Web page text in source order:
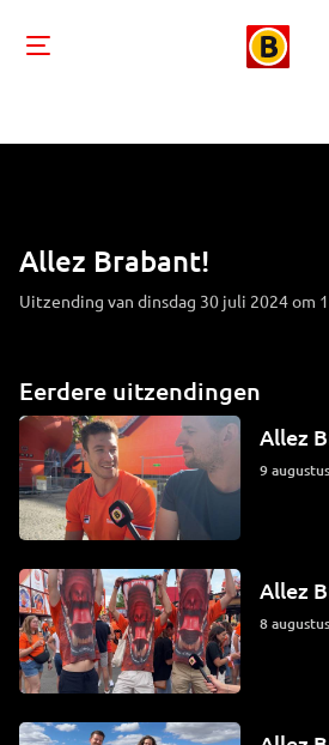
Allez Brabant!
Uitzending van dinsdag 30 juli 2024 om
Eerdere uitzendingen
Allez
9
Allez
8